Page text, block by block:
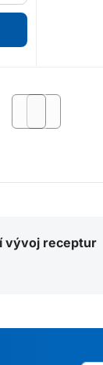
vývoj receptur